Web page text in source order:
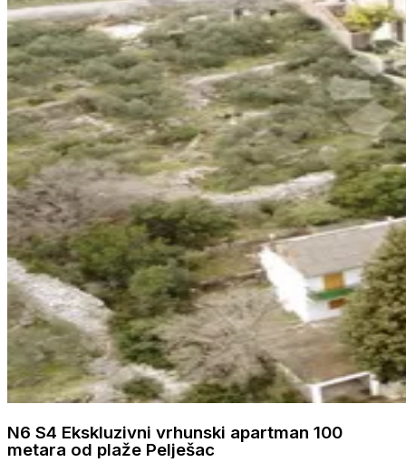
N6 S4 Ekskluzivni vrhunski apartman 100
metara od plaže Pelješac